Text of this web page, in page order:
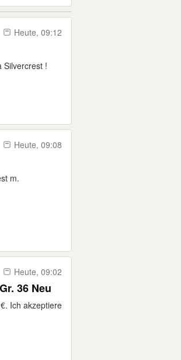
Heute, 09:12
Silvercrest !
Heute, 09:08
m.
Heute, 09:02
36 Neu
Ich akzeptiere